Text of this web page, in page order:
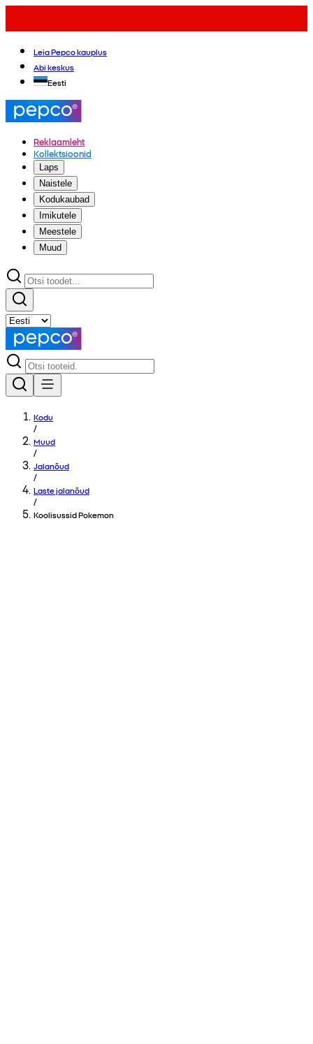
Leia Pepco kauplus
Abi keskus
Eesti
Reklaamleht
Kollektsioonid
Laps
Naistele
Kodukaubad
Imikutele
Meestele
Muud
Kodu
/
Muud
/
Jalanõud
/
Laste jalanõud
/
Koolisussid Pokemon